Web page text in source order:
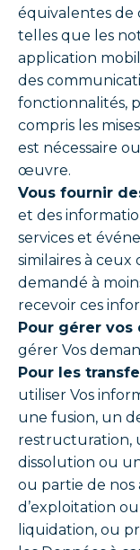
équivalentes de
telles que les
application
des
fonctionnalités,
compris les
est nécessaire
œuvre.
Vous fournir
et des
services et
similaires à ceux
demandé à
recevoir ces
Pour gérer vos
gérer Vos
Pour les
utiliser Vos
une fusion, un
restructuration,
dissolution ou
ou partie de nos
d’exploitation
liquidation, ou